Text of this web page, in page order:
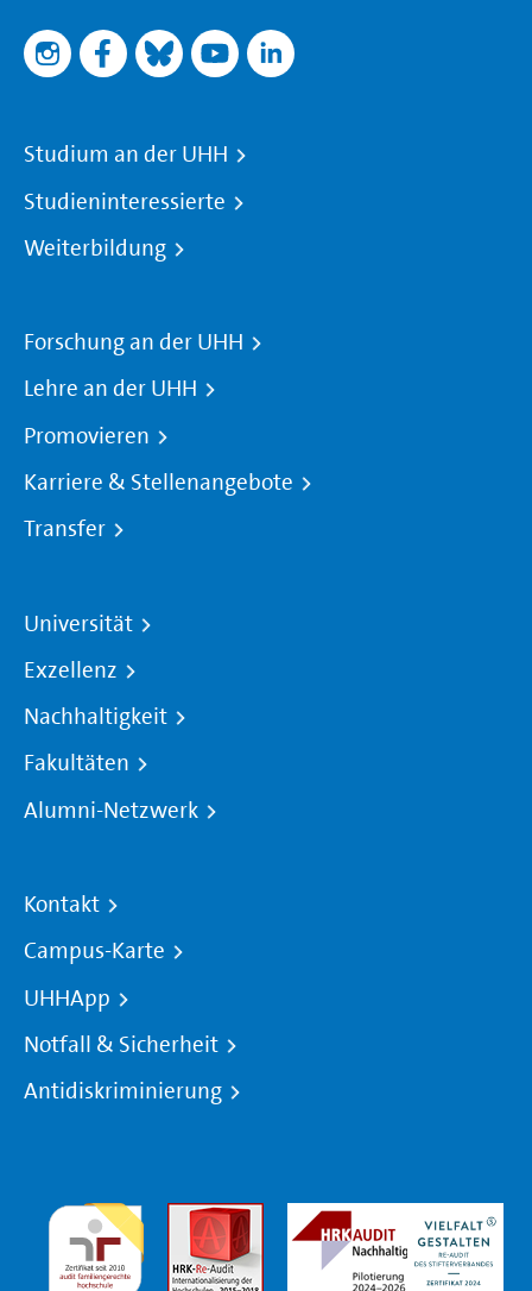
Studium an der UHH
Studieninteressierte
Weiterbildung
Forschung an der UHH
Lehre an der UHH
Promovieren
Karriere & Stellenangebote
Transfer
Universität
Exzellenz
Nachhaltigkeit
Fakultäten
Alumni-Netzwerk
Kontakt
Campus-Karte
UHHApp
Notfall & Sicherheit
Antidiskriminierung